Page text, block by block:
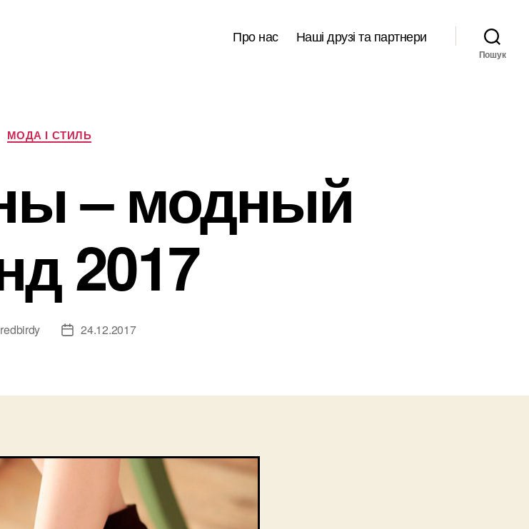
Про нас Наші друзі та партнери
Пошук
Категорії
МОДА І СТИЛЬ
– модный
2017
redbirdy
Дата24.12.2017